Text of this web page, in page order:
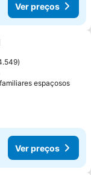
Ver preços
favoritos
espaçososVer
Ver preços